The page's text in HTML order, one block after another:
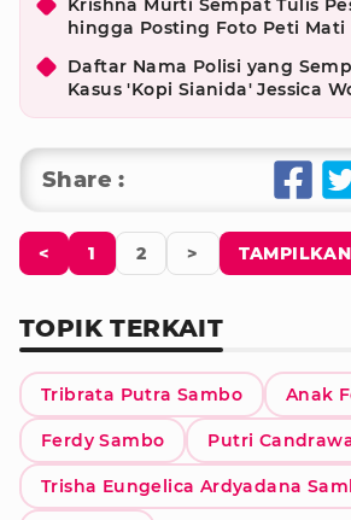
Krishna Murti Sempat Tulis
hingga Posting Foto Peti Mati
Daftar Nama Polisi yang
Kasus 'Kopi Sianida' Jessica
Share :
< 1 2 >
TOPIK TERKAIT
Tribrata Putra Sambo Anak
Ferdy Sambo Putri
Trisha Eungelica Ardyadana